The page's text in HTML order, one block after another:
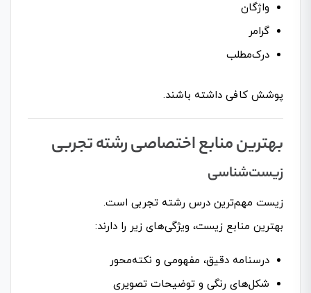
واژگان
گرامر
درک‌مطلب
پوشش کافی داشته باشند.
بهترین منابع اختصاصی رشته تجربی
زیست‌شناسی
زیست مهم‌ترین درس رشته تجربی است.
بهترین منابع زیست، ویژگی‌های زیر را دارند:
درسنامه دقیق، مفهومی و نکته‌محور
شکل‌های رنگی و توضیحات تصویری